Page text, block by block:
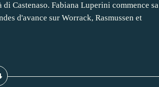
Castenaso. Fabiana Luperini commence sa
d'avance sur Worrack, Rasmussen et